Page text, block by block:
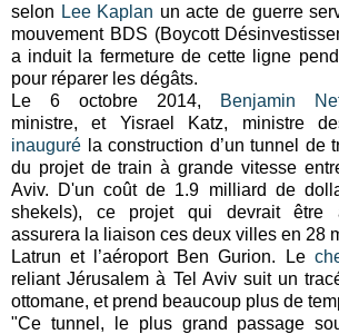
selon Lee Kaplan un acte de guerre
mouvement BDS (Boycott
a induit la fermeture de cette ligne
pour réparer les dégâts.
Le 6 octobre 2014,
Benjamin
ministre, et Yisrael Katz, ministre
inauguré la construction d’un tunnel de
du projet de train à grande vitesse
Aviv.
D'un coût de 1.9 milliard de
shekels), ce projet qui devrait être
assurera la liaison ces deux villes en 28
Latrun et l’aéroport Ben Gurion. Le
reliant Jérusalem à Tel Aviv suit un
ottomane, et prend beaucoup plus de
"Ce tunnel, le plus grand passage